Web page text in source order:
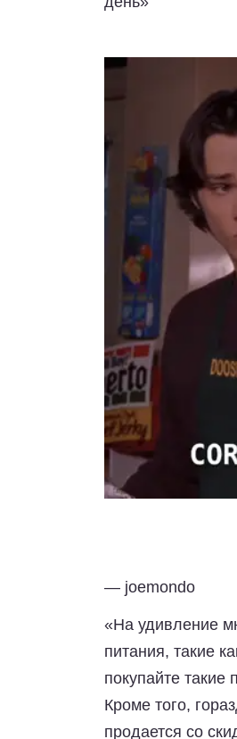
— joemondo
«На удивление
питания, такие
покупайте такие
Кроме того,
продается со